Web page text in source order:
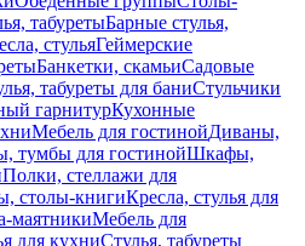
табуретыБарные стулья,
стульяГеймерские
Банкетки, скамьиСадовые
табуреты для баниСтульчики
гарнитурКухонные
Мебель для гостинойДиваны,
тумбы для гостинойШкафы,
Полки, стеллажи для
столы-книгиКресла, стулья для
маятникиМебель для
для кухниСтулья, табуреты